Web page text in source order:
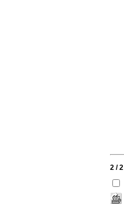
2 / 2